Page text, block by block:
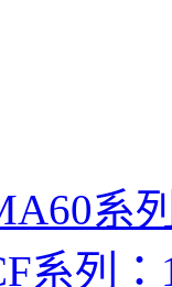
系
系列：